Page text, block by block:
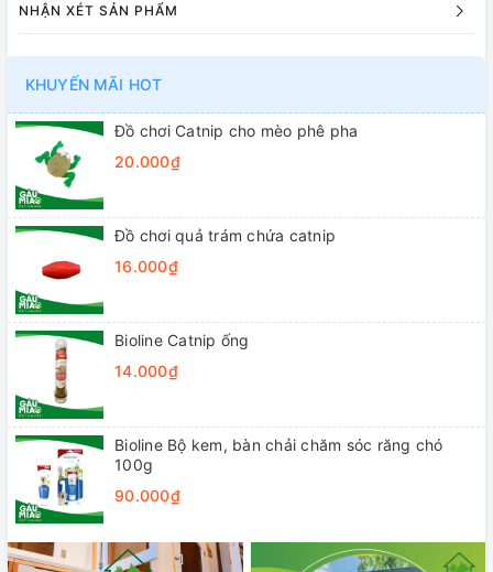
NHẬN XÉT SẢN PHẨM
KHUYẾN MÃI HOT
Đồ chơi Catnip cho mèo phê pha
20.000₫
Đồ chơi quả trám chứa catnip
16.000₫
Bioline Catnip ống
14.000₫
Bioline Bộ kem, bàn chải chăm sóc răng chó
100g
90.000₫